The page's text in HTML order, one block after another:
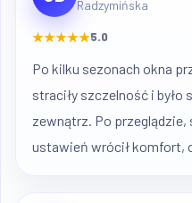
Radzymińska
★★★★★5.0
Po kilku sezonach okna
straciły szczelność i było
zewnątrz. Po
ustawień wrócił komfort,